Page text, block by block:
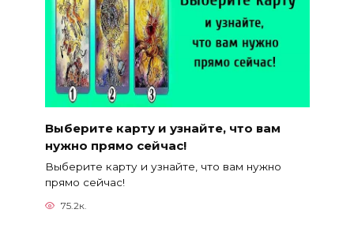
Выберите карту и узнайте, что вам
нужно прямо сейчас!
Выберите карту и узнайте, что вам нужно
прямо сейчас!
75.2к.